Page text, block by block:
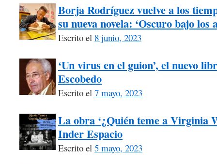
Borja Rodríguez vuelve a los
su nueva novela: ‘Oscuro bajo los
Escrito el 8 junio, 2023
‘Un virus en el guion’, el nuevo
Escobedo
Escrito el 7 mayo, 2023
La obra ‘¿Quién teme a Virginia
Inder Espacio
Escrito el 5 mayo, 2023